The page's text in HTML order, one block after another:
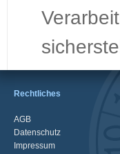
Rechtliches
AGB
Datenschutz
Impressum